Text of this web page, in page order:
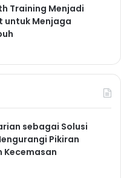
Training Menjadi
untuk Menjaga
sebagai Solusi
Pikiran
Kecemasan